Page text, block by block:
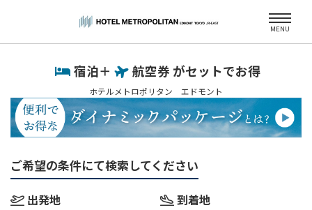
MENU
宿泊＋ 航空券 がセットでお得
ホテルメトロポリタン エドモント
ご希望の条件にて検索してください
出発地 到着地